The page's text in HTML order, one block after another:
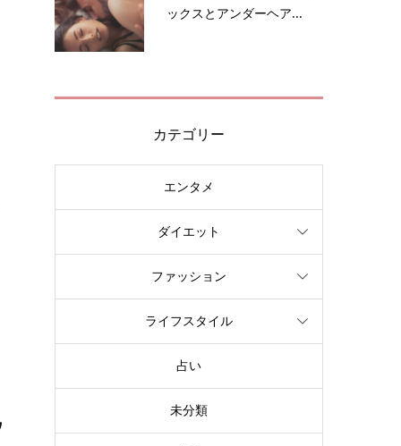
ックスとアンダーヘア...
カテゴリー
エンタメ
ダイエット
ファッション
ライフスタイル
占い
未分類